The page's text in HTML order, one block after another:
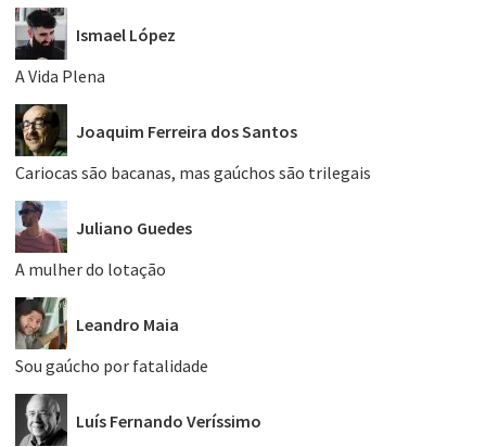
Ismael López
A Vida Plena
Joaquim Ferreira dos Santos
Cariocas são bacanas, mas gaúchos são trilegais
Juliano Guedes
A mulher do lotação
Leandro Maia
Sou gaúcho por fatalidade
Luís Fernando Veríssimo